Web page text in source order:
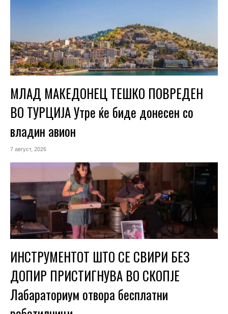
МЛАД МАКЕДОНЕЦ ТЕШКО ПОВРЕДЕН
ВО ТУРЦИЈА Утре ќе биде донесен со
владин авион
7 август, 2026
ИНСТРУМЕНТОТ ШТО СЕ СВИРИ БЕЗ
ДОПИР ПРИСТИГНУВА ВО СКОПЈЕ
Лабараториум отвора бесплатни